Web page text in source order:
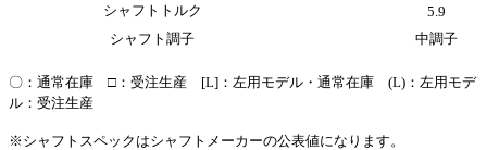
シャフトトルク
5.9
シャフト調子
中調子
〇：通常在庫 □：受注生産 [L]：左用モデル・通常在庫 (L)：左用モデ
ル：受注生産
※シャフトスペックはシャフトメーカーの公表値になります。